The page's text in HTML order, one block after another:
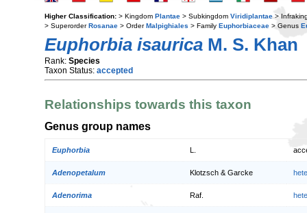
Higher Classification: > Kingdom Plantae > Subkingdom Viridiplantae >
> SuperorderRosanae > OrderMalpighiales > Family Euphorbiaceae > Genus
Euphorbia isaurica M. S. Khan
Rank: Species
Taxon Status: accepted
Relationships towards this taxon
Genus group names
Euphorbia
Adenopetalum Klotzsch & Garcke
Adenorima Raf.